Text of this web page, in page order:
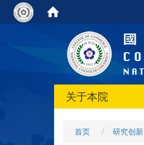
关于本院
首页 研究创新